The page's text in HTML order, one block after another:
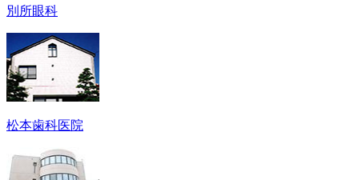
別所眼科
松本歯科医院